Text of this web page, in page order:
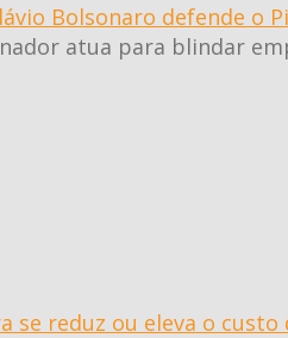
Bolsonaro defende o
atua para blindar
se reduz ou eleva o custo